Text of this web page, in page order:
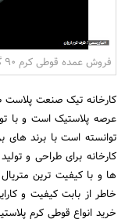
فروش عمده قوطی کرم 90 گرمی
کارخانه تیک صنعت پلاست
توانسته است با برند های
کارخانه برای طراحی و
ها و با کیفیت ترین متریال
خاطر از بابت کیفیت و
خرید انواع قوطی کرم